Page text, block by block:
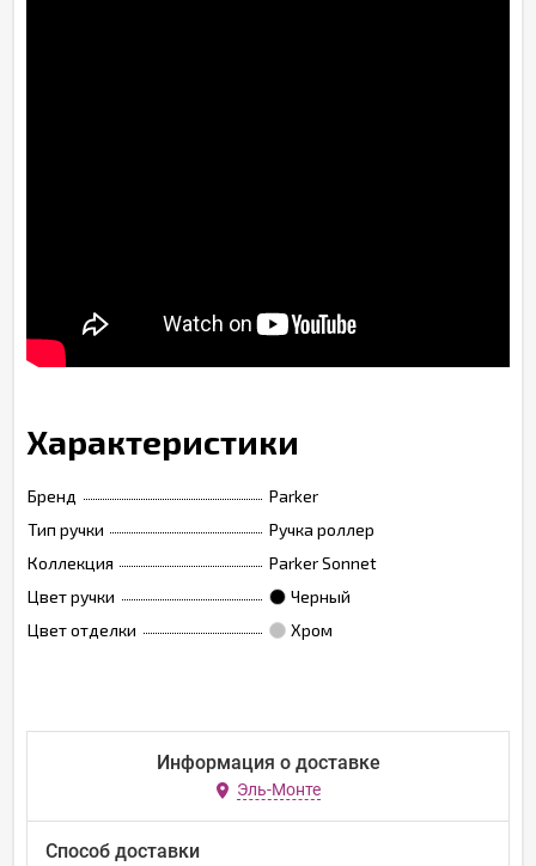
Характеристики
Бренд
Parker
Тип ручки
Ручка роллер
Коллекция
Parker Sonnet
Цвет ручки
Черный
Цвет отделки
Хром
Информация о доставке
Эль-Монте
Способ доставки